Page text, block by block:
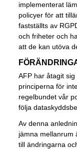
implementerat
policyer för att
fastställts av
och friheter och
att de kan utöva
AFP har åtagit
principerna för
regelbundet vår
följa
Av denna
jämna mellanrum
till ändringarna